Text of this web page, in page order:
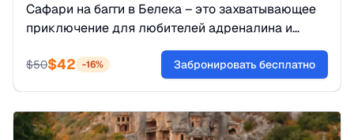
Сафари на багги в Белека – это захватывающее
приключение для любителей адреналина и
активного отдыха. Это поездка на мощных
внедорожных багги по бездорожью, лесным
$50$42 -16% Забронировать бесплатно